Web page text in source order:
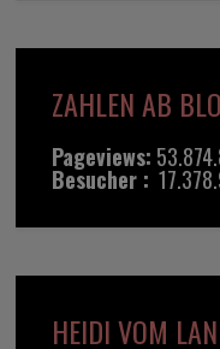
ZAHLEN AB
Pageviews:
Besucher :
HEIDI VOM